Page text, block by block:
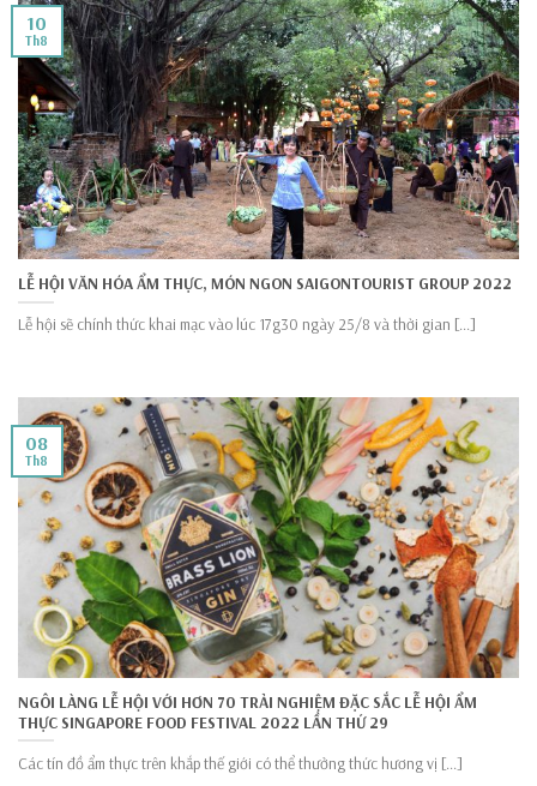
LỄ HỘI VĂN HÓA ẨM THỰC, MÓN NGON SAIGONTOURIST GROUP 2022
Lễ hội sẽ chính thức khai mạc vào lúc 17g30 ngày 25/8 và thời gian [...]
10
Th8
NGÔI LÀNG LỄ HỘI VỚI HƠN 70 TRẢI NGHIỆM ĐẶC SẮC LỄ HỘI ẨM
THỰC SINGAPORE FOOD FESTIVAL 2022 LẦN THỨ 29
Các tín đồ ẩm thực trên khắp thế giới có thể thưởng thức hương vị [...]
08
Th8